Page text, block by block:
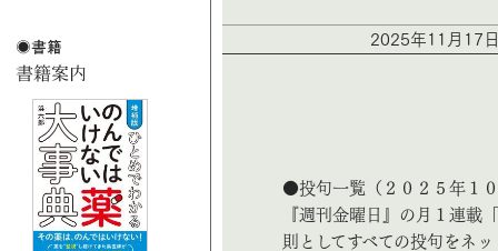
2025年11月17
●投句一覧（２０２５年１
『週刊金曜日』の月１連載
則としてすべての投句をネ